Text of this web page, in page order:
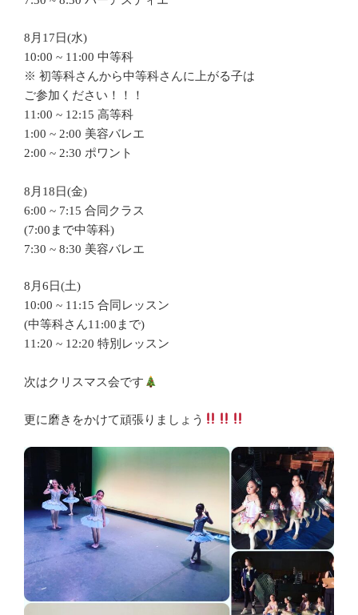
8月17日(水)
10:00 ~ 11:00 中等科
※ 初等科さんから中等科さんに上がる子は
ご参加ください！！！
11:00 ~ 12:15 高等科
1:00 ~ 2:00 美容バレエ
2:00 ~ 2:30 ポワント
8月18日(金)
6:00 ~ 7:15 合同クラス
(7:00まで中等科)
7:30 ~ 8:30 美容バレエ
8月6日(土)
10:00 ~ 11:15 合同レッスン
(中等科さん11:00まで)
11:20 ~ 12:20 特別レッスン
次はクリスマス会です
更に磨きをかけて頑張りましょう